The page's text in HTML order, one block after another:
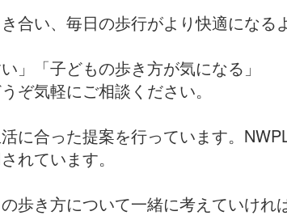
合い、毎日の歩行がより快適になる
」「子どもの歩き方が気になる」
ぞ気軽にご相談ください。
に合った提案を行っています。
れています。
歩き方について一緒に考えていけれ